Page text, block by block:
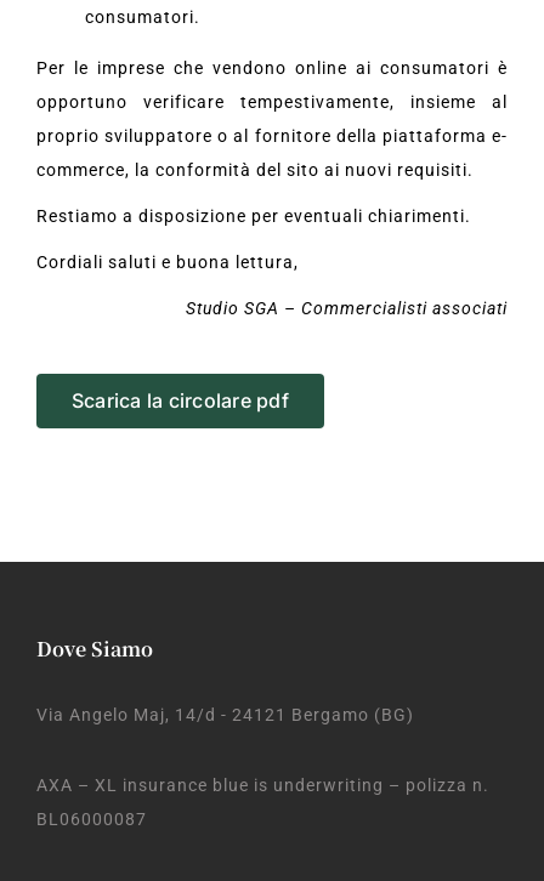
consumatori.
Per le imprese che vendono online ai consumatori è
opportuno verificare tempestivamente, insieme al
proprio sviluppatore o al fornitore della piattaforma e-
commerce, la conformità del sito ai nuovi requisiti.
Restiamo a disposizione per eventuali chiarimenti.
Cordiali saluti e buona lettura,
Studio SGA – Commercialisti associati
Scarica la circolare pdf
Dove Siamo
Via Angelo Maj, 14/d - 24121 Bergamo (BG)
AXA – XL insurance blue is underwriting – polizza n.
BL06000087